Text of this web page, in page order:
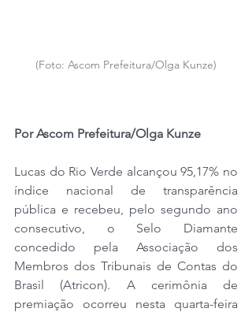
(Foto: Ascom Prefeitura/Olga Kunze)
Por Ascom Prefeitura/Olga Kunze
Lucas do Rio Verde alcançou 95,17% no
índice nacional de transparência
pública e recebeu, pelo segundo ano
consecutivo, o Selo Diamante
concedido pela Associação dos
Membros dos Tribunais de Contas do
Brasil (Atricon). A cerimônia de
premiação ocorreu nesta quarta-feira